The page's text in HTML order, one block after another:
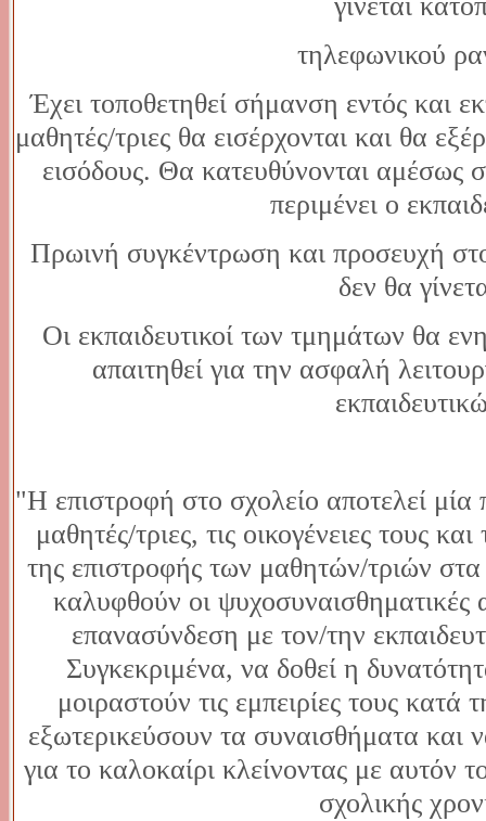
γίνεται
τηλεφωνικού
Έχει τοποθετηθεί σήμανση εντός και
μαθητές/τριες θα εισέρχονται και θα
εισόδους. Θα κατευθύνονται αμέσως
περιμένει ο
Πρωινή συγκέντρωση και προσευχή
δεν θα
Οι εκπαιδευτικοί των τμημάτων θα
απαιτηθεί για την ασφαλή
"Η επιστροφή στο σχολείο αποτελεί μία
μαθητές/τριες, τις οικογένειες τους
της επιστροφής των μαθητών/τριών στα
καλυφθούν οι ψυχοσυναισθηματικές
επανασύνδεση με τον/την
Συγκεκριμένα, να δοθεί η
μοιραστούν τις εμπειρίες τους
εξωτερικεύσουν τα συναισθήματα και
για το καλοκαίρι κλείνοντας με αυτόν
σχολικής